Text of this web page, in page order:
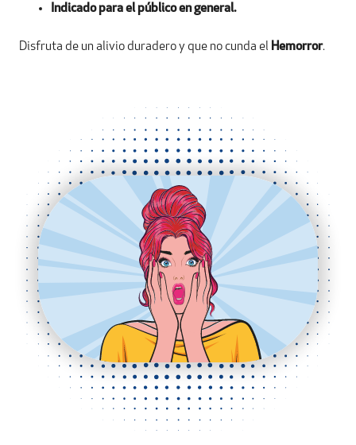
Indicado para el público en general.
Disfruta de un alivio duradero y que no cunda el Hemorror.